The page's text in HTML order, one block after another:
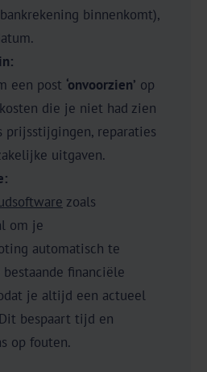
binnenkomt),
een post ‘onvoorzien’ op
die je niet had zien
prijsstijgingen, reparaties
uitgaven.
zoals
om je
automatisch te
financiële
je altijd een actueel
bespaart tijd en
op fouten.